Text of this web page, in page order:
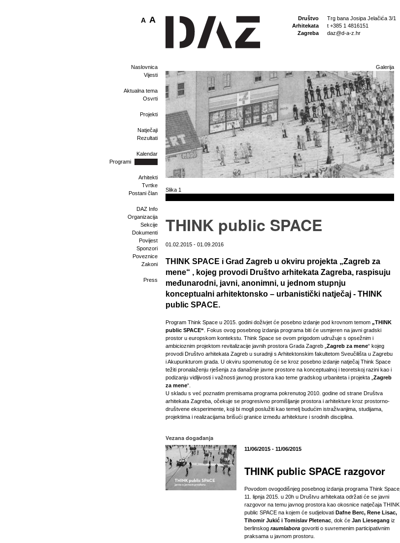
Društvo
Arhitekata
Zagreba
Trg bana Josipa Jelačića 3/1
t +385 1 4816151
daz@d-a-z.hr
A A
Naslovnica
Vijesti
Aktualna tema
Osvrti
Projekti
Natječaji
Rezultati
Kalendar
Programi
Arhitekti
Tvrtke
Postani član
DAZ Info
Organizacija
Sekcije
Dokumenti
Povijest
Sponzori
Poveznice
Zakoni
Press
Galerija
Slika 1
THINK public SPACE
01.02.2015 - 01.09.2016
THINK SPACE i Grad Zagreb u okviru projekta „Zagreb za
mene“ , kojeg provodi Društvo arhitekata Zagreba, raspisuju
međunarodni, javni, anonimni, u jednom stupnju
konceptualni arhitektonsko – urbanistički natječaj - THINK
public SPACE.
Program Think Space u 2015. godini doživjet će posebno izdanje pod krovnom temom „THINK
public SPACE“ . Fokus ovog posebnog izdanja programa biti će usmjeren na javni gradski
prostor u europskom kontekstu. Think Space se ovom prigodom udružuje s opsežnim i
ambicioznim projektom revitalizacije javnih prostora Grada Zagreb „ Zagreb za mene“ kojeg
provodi Društvo arhitekata Zagreb u suradnji s Arhitektonskim fakultetom Sveučilišta u Zagrebu
i Akupunkturom grada. U okviru spomenutog će se kroz posebno izdanje natječaj Think Space
težiti pronalaženju rješenja za današnje javne prostore na konceptualnoj i teoretskoj razini kao i
podizanju vidljivosti i važnosti javnog prostora kao teme gradskog urbaniteta i projekta „ Zagreb
za mene“.
U skladu s već poznatim premisama programa pokrenutog 2010. godine od strane Društva
arhitekata Zagreba, očekuje se progresivno promišljanje prostora i arhitekture kroz prostorno-
društvene eksperimente, koji bi mogli poslužiti kao temelj budućim istraživanjima, studijama,
projektima i realizacijama brišući granice između arhitekture i srodnih disciplina.
Vezana događanja
11/06/2015 - 11/06/2015
THINK public SPACE razgovor
Povodom ovogodišnjeg posebnog izdanja programa Think Space,
11. lipnja 2015. u 20h u Društvu arhitekata održati će se javni
razgovor na temu javnog prostora kao okosnice natječaja THINK
public SPACE na kojem će sudjelovati Dafne Berc, Rene Lisac​,
Tihomir Jukić i Tomislav Pletenac , dok će Jan Liesegang iz
berlinskog raumlabora govoriti o suvremenim participativnim
praksama u javnom prostoru.